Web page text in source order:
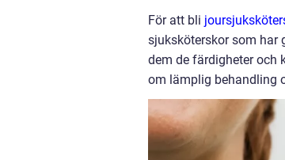
För att bli
sjuksköterskor som har
dem de färdigheter och
om lämplig behandling